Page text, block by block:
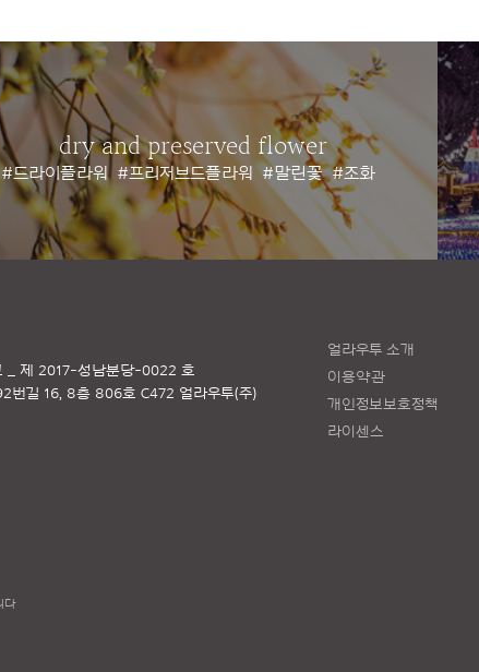
dry and preserved flower
#드라이플라워 #프리저브드플라워 #말린꽃 #조화
얼라우투 소개
이용약관
개인정보보호정책
라이센스
제 2017-성남분당-0022 호
번길 16, 8층 806호 C472 얼라우투(주)
다